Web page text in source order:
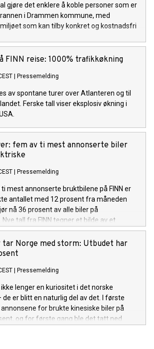
gjøre det enklere å koble personer som er
i Drammen kommune, med
som kan tilby konkret og kostnadsfri
FINN reise: 1000% trafikkøkning
Pressemelding
av spontane turer over Atlanteren og til
Ferske tall viser eksplosiv økning i
fem av ti mest annonserte biler
Pressemelding
ti mest annonserte bruktbilene på FINN er
antallet med 12 prosent fra måneden
nå 36 prosent av alle biler på
tall fra FINN tegner et bilde av et
endring.
tar Norge med storm: Utbudet har
Pressemelding
ikke lenger en kuriositet i det norske
er blitt en naturlig del av det. I første
for brukte kinesiske biler på
og for første gang ble det tatt ned